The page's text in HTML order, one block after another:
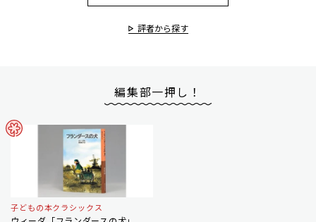
評者から探す
編集部一押し！
子どもの本クラシックス